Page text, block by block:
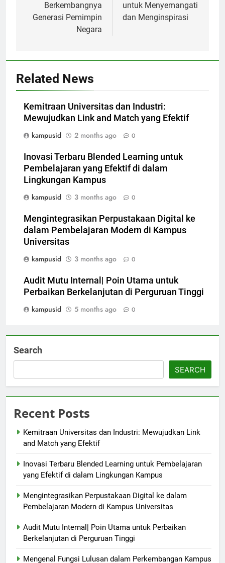
Berkembangnya
Generasi Pemimpin
Negara
untuk Menyemangati
dan Menginspirasi
Related News
Kemitraan Universitas dan Industri:
Mewujudkan Link and Match yang Efektif
kampusid
2 months ago 0
Inovasi Terbaru Blended Learning untuk
Pembelajaran yang Efektif di dalam
Lingkungan Kampus
kampusid
3 months ago 0
Mengintegrasikan Perpustakaan Digital ke
dalam Pembelajaran Modern di Kampus
Universitas
kampusid
3 months ago 0
Audit Mutu Internal| Poin Utama untuk
Perbaikan Berkelanjutan di Perguruan Tinggi
kampusid
5 months ago 0
Search
SEARCH
Recent Posts
Kemitraan Universitas dan Industri: Mewujudkan Link
and Match yang Efektif
Inovasi Terbaru Blended Learning untuk Pembelajaran
yang Efektif di dalam Lingkungan Kampus
Mengintegrasikan Perpustakaan Digital ke dalam
Pembelajaran Modern di Kampus Universitas
Audit Mutu Internal| Poin Utama untuk Perbaikan
Berkelanjutan di Perguruan Tinggi
Mengenal Fungsi Lulusan dalam Perkembangan Kampus